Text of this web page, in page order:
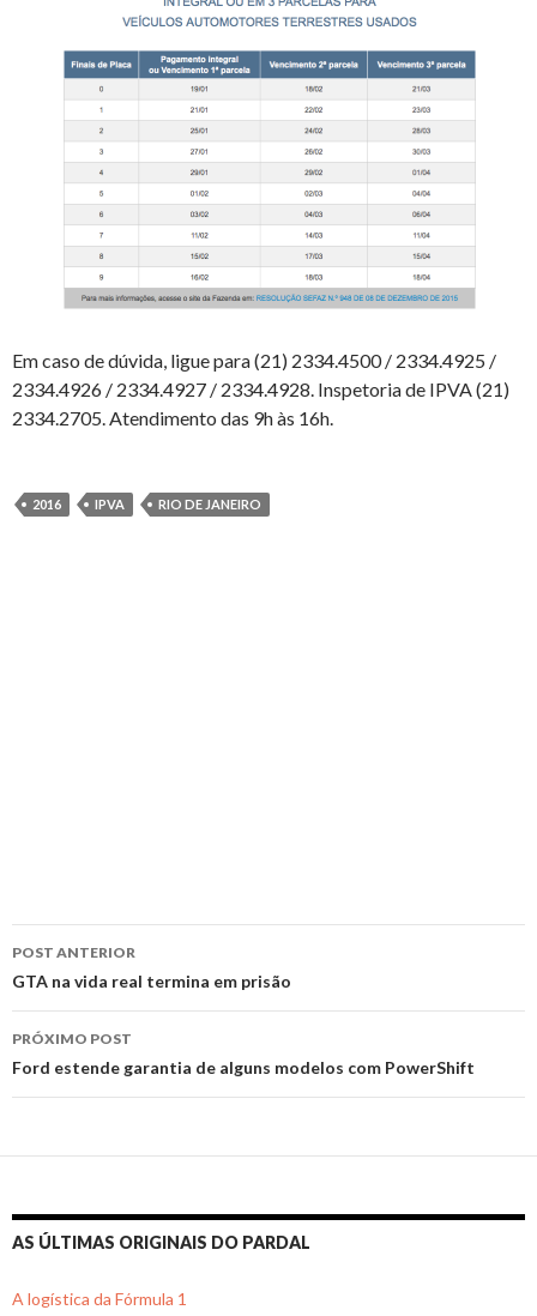
Em caso de dúvida, ligue para (21) 2334.4500 / 2334.4925 /
2334.4926 / 2334.4927 / 2334.4928. Inspetoria de IPVA (21)
2334.2705. Atendimento das 9h às 16h.
2016 IPVA RIO DE JANEIRO
Navegação
de
posts
POST ANTERIOR
GTA na vida real termina em prisão
PRÓXIMO POST
Ford estende garantia de alguns modelos com PowerShift
AS ÚLTIMAS ORIGINAIS DO PARDAL
A logística da Fórmula 1